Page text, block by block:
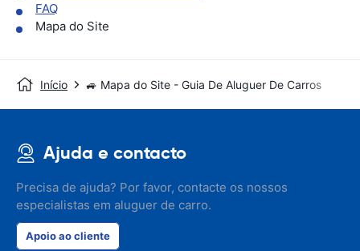
FAQ
Mapa do Site
Início 🚙 Mapa do Site - Guia De Aluguer De Carros
Ajuda e contacto
Precisa de ajuda? Por favor, contacte os nossos
especialistas em aluguer de carro.
Apoio ao cliente